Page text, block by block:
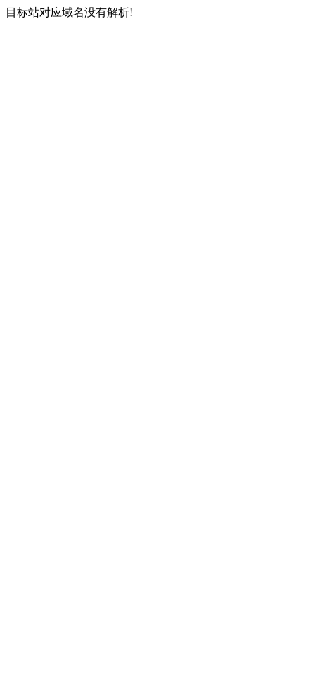
目标站对应域名没有解析!